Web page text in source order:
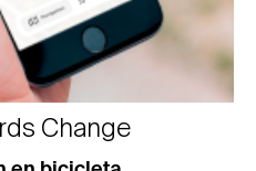
Change